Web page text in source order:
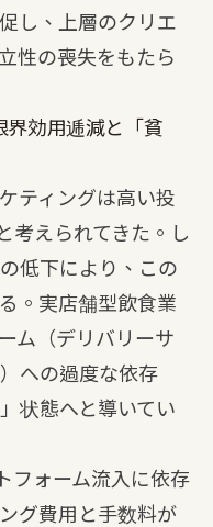
し、上層のクリエ
性の喪失をもたら
界効用逓減と「貧
ティングは高い投
考えられてきた。し
低下により、この
。実店舗型飲食業
ム（デリバリーサ
への過度な依存
状態へと導いてい
フォーム流入に依存
グ費用と手数料が